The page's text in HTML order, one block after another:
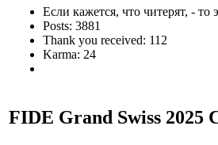
Если кажется, что читерят, - то
Posts: 3881
Thank you received: 112
Karma: 24
FIDE Grand Swiss 2025